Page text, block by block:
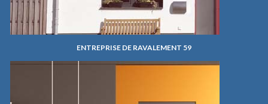
ENTREPRISE DE RAVALEMENT 59